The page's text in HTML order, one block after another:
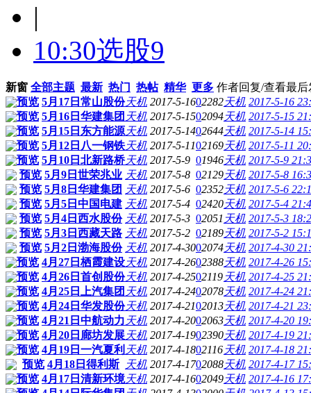
|
10:30选股9
新窗 全部主题 最新 热门 热帖 精华 更多 作者回复/查看最后
预览 5月17日常山股份天机 2017-5-1602282天机 2017-5-16
预览 5月16日华建集团 天机 2017-5-1502094天机 2017-5-15
预览 5月15日东方能源天机 2017-5-1402644天机 2017-5-14
预览 5月12日八一钢铁天机 2017-5-1102169天机 2017-5-11
预览 5月10日北新路桥天机 2017-5-9 01946天机 2017-5-9
预览 5月9日世荣兆业 天机 2017-5-8 02129天机 2017-5-8
预览 5月8日华建集团 天机 2017-5-6 02352天机 2017-5-6
预览 5月5日中国电建 天机 2017-5-4 02420天机 2017-5-4
预览 5月4日西水股份 天机 2017-5-3 02051 天机 2017-5-3
预览 5月3日西藏天路 天机 2017-5-2 02189天机 2017-5-2
预览 5月2日渤海股份 天机 2017-4-3002074天机 2017-4-30
预览 4月27日栖霞建设天机 2017-4-2602388天机 2017-4-26
预览 4月26日首创股份天机 2017-4-2502119 天机 2017-4-25
预览 4月25日上汽集团 天机 2017-4-2402078天机 2017-4-24
预览 4月24日华发股份天机 2017-4-2102013天机 2017-4-21
预览 4月21日中航动力 天机 2017-4-2002063天机 2017-4-20
预览 4月20日廊坊发展天机 2017-4-1902390天机 2017-4-19
预览 4月19日一汽夏利 天机 2017-4-1802116 天机 2017-4-18
预览 4月18日得利斯 天机 2017-4-1702088天机 2017-4-17
预览 4月17日清新环境天机 2017-4-1602049天机 2017-4-16